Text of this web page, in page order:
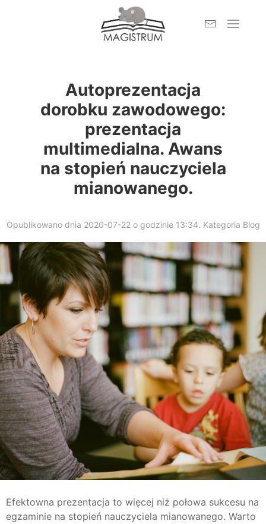
Autoprezentacja
dorobku zawodowego:
prezentacja
multimedialna. Awans
na stopień nauczyciela
mianowanego.
Opublikowano dnia 2020-07-22 o godzinie 13:34. Kategoria Blog
Efektowna prezentacja to więcej niż połowa sukcesu na
egzaminie na stopień nauczyciela mianowanego. Warto